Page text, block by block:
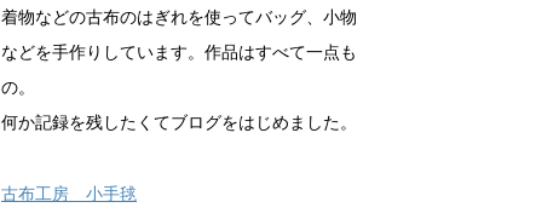
着物などの古布のはぎれを使ってバッグ、小物
などを手作りしています。作品はすべて一点も
の。
何か記録を残したくてブログをはじめました。
古布工房 小手毬